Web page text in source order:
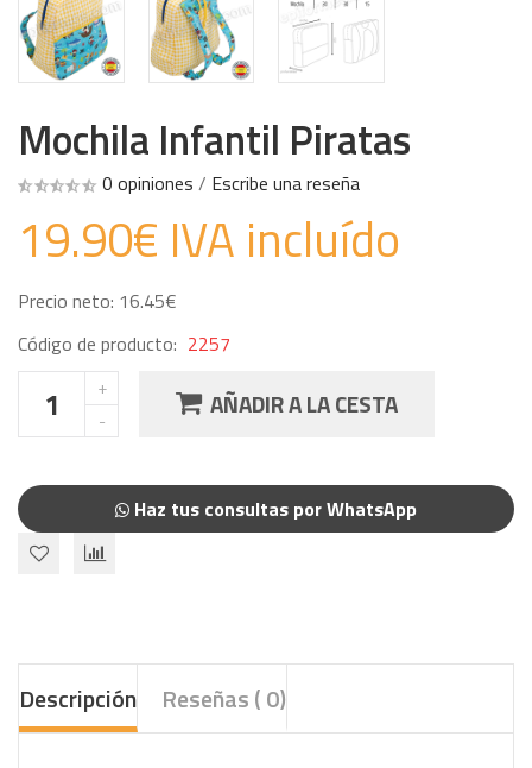
Mochila Infantil Piratas
0 opiniones / Escribe una reseña
19.90€ IVA incluído
Precio neto: 16.45€
Código de producto: 2257
AÑADIR A LA CESTA
Haz tus consultas por WhatsApp
Descripción Reseñas ( 0)